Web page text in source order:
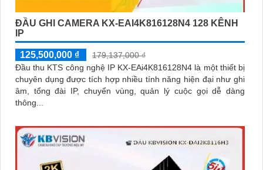
ĐẦU GHI CAMERA KX-EAI4K816128N4 128 KÊNH
IP
125,500,000 ₫
179,137,000 ₫
Đầu thu KTS công nghệ IP KX-EAi4K816128N4 là một thiết bị
chuyên dụng được tích hợp nhiều tính năng hiện đại như ghi
âm, tổng đài IP, chuyển vùng, quản lý cuộc gọi dễ dàng
thông...